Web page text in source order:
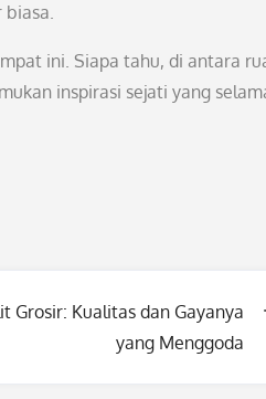
biasa.
ini. Siapa tahu, di antara
inspirasi sejati yang
Grosir: Kualitas dan Gayanya
yang Menggoda